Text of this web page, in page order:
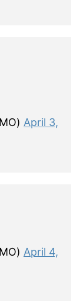
April 3,
April 4,